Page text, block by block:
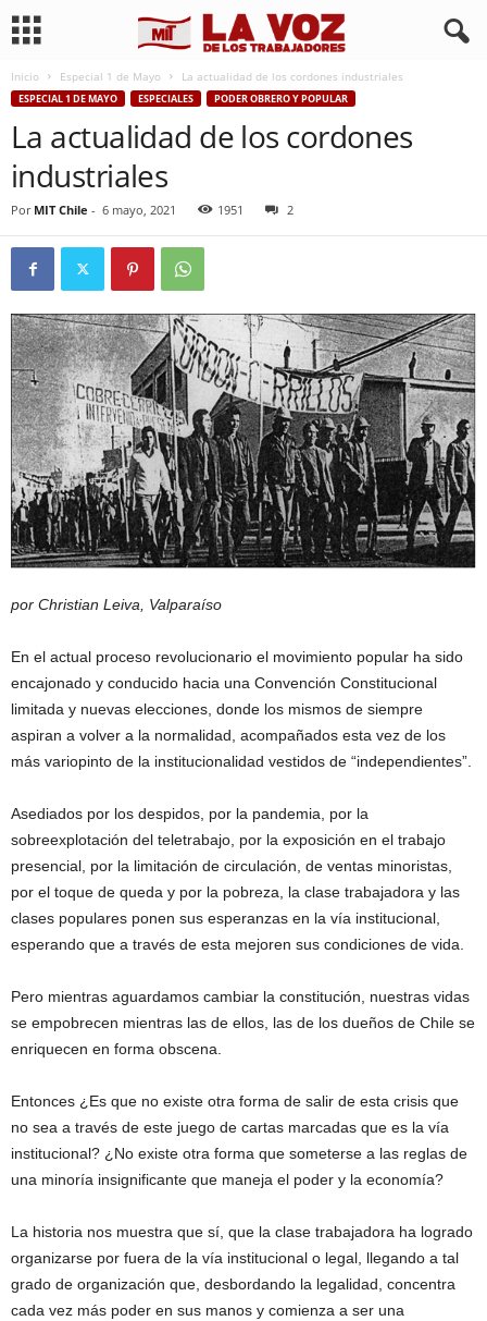
Inicio Especial 1 de Mayo La actualidad de los cordones industriales
ESPECIAL 1 DE MAYO ESPECIALES PODER OBRERO Y POPULAR
La actualidad de los cordones
industriales
Por MIT Chile - 6 mayo, 2021 1951 2
por Christian Leiva, Valparaíso
En el actual proceso revolucionario el movimiento popular ha sido
encajonado y conducido hacia una Convención Constitucional
limitada y nuevas elecciones, donde los mismos de siempre
aspiran a volver a la normalidad, acompañados esta vez de los
más variopinto de la institucionalidad vestidos de “independientes”.
Asediados por los despidos, por la pandemia, por la
sobreexplotación del teletrabajo, por la exposición en el trabajo
presencial, por la limitación de circulación, de ventas minoristas,
por el toque de queda y por la pobreza, la clase trabajadora y las
clases populares ponen sus esperanzas en la vía institucional,
esperando que a través de esta mejoren sus condiciones de vida.
Pero mientras aguardamos cambiar la constitución, nuestras vidas
se empobrecen mientras las de ellos, las de los dueños de Chile se
enriquecen en forma obscena.
Entonces ¿Es que no existe otra forma de salir de esta crisis que
no sea a través de este juego de cartas marcadas que es la vía
institucional? ¿No existe otra forma que someterse a las reglas de
una minoría insignificante que maneja el poder y la economía?
La historia nos muestra que sí, que la clase trabajadora ha logrado
organizarse por fuera de la vía institucional o legal, llegando a tal
grado de organización que, desbordando la legalidad, concentra
cada vez más poder en sus manos y comienza a ser una